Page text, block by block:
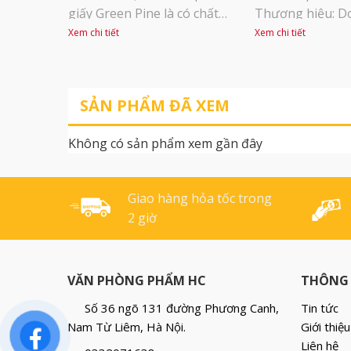
giấy Green Pine là có chất
lượng tương đương với các
Việt Nam. Khả năng bắt mực
cao cho phép in, photocopy
ra những văn bản, hình ảnh
đẹp, có độ sắc nét cao. Bề
Xem chi tiết
Thương hiệu:
Xuất sứ: Thái
hoặc gia đình –
dùng để viết, vẽ,
Xem chi tiết
SẢN PHẨM ĐÃ XEM
Không có sản phẩm xem gần đây
Giao hàng hỏa tốc trong
2 giờ
VĂN PHÒNG PHẨM HC
Số 36 ngõ 131 đường Phương Canh,
Nam Từ Liêm, Hà Nội.
Tin tức
Giới thiệu
Liên hệ